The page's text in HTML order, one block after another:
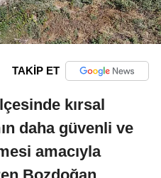
TAKİP ET
kırsal
daha güvenli ve
amacıyla